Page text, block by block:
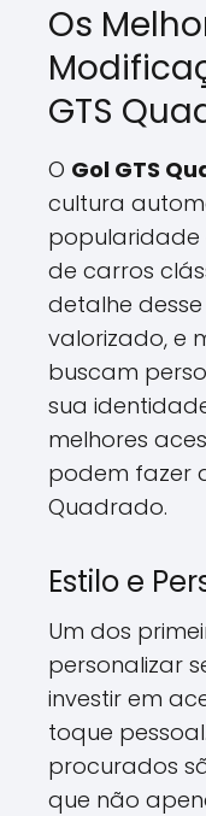
Os
GTS
O Gol GTS
cultura
popularidade
de carros
detalhe
valorizado, e
buscam
sua
melhores
podem fazer
Quadrado.
Estilo e
Um dos
personalizar
investir em
toque
procurados
que não